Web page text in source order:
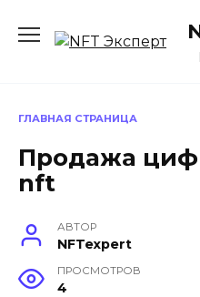
содержанию
ГЛАВНАЯ СТРАНИЦА
Продажа
nft
АВТОР
NFTexpert
ПРОСМОТРОВ
4